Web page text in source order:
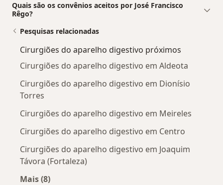
Quais são os convênios aceitos por José Francisco
Rêgo?
Pesquisas relacionadas
Cirurgiões do aparelho digestivo próximos
Cirurgiões do aparelho digestivo em Aldeota
Cirurgiões do aparelho digestivo em Dionísio
Torres
Cirurgiões do aparelho digestivo em Meireles
Cirurgiões do aparelho digestivo em Centro
Cirurgiões do aparelho digestivo em Joaquim
Távora (Fortaleza)
Mais (8)